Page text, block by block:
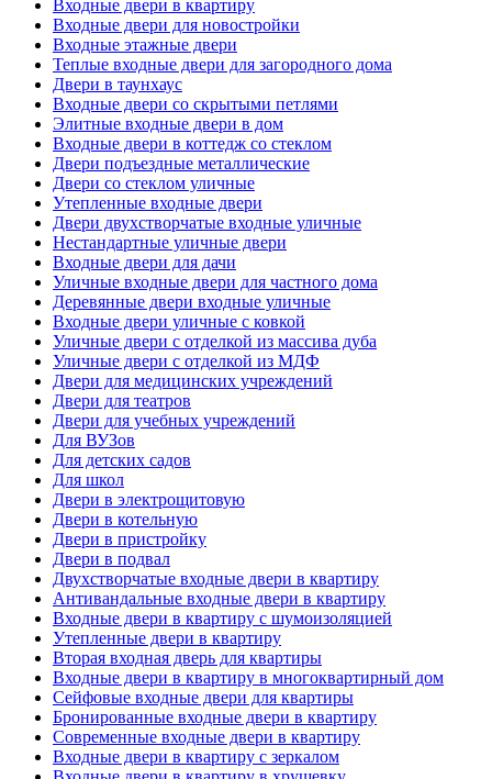
Входные двери в квартиру
Входные двери для новостройки
Входные этажные двери
Теплые входные двери для загородного дома
Двери в таунхаус
Входные двери со скрытыми петлями
Элитные входные двери в дом
Входные двери в коттедж со стеклом
Двери подъездные металлические
Двери со стеклом уличные
Утепленные входные двери
Двери двухстворчатые входные уличные
Нестандартные уличные двери
Входные двери для дачи
Уличные входные двери для частного дома
Деревянные двери входные уличные
Входные двери уличные с ковкой
Уличные двери с отделкой из массива дуба
Уличные двери с отделкой из МДФ
Двери для медицинских учреждений
Двери для театров
Двери для учебных учреждений
Для ВУЗов
Для детских садов
Для школ
Двери в электрощитовую
Двери в котельную
Двери в пристройку
Двери в подвал
Двухстворчатые входные двери в квартиру
Антивандальные входные двери в квартиру
Входные двери в квартиру с шумоизоляцией
Утепленные двери в квартиру
Вторая входная дверь для квартиры
Входные двери в квартиру в многоквартирный дом
Сейфовые входные двери для квартиры
Бронированные входные двери в квартиру
Современные входные двери в квартиру
Входные двери в квартиру с зеркалом